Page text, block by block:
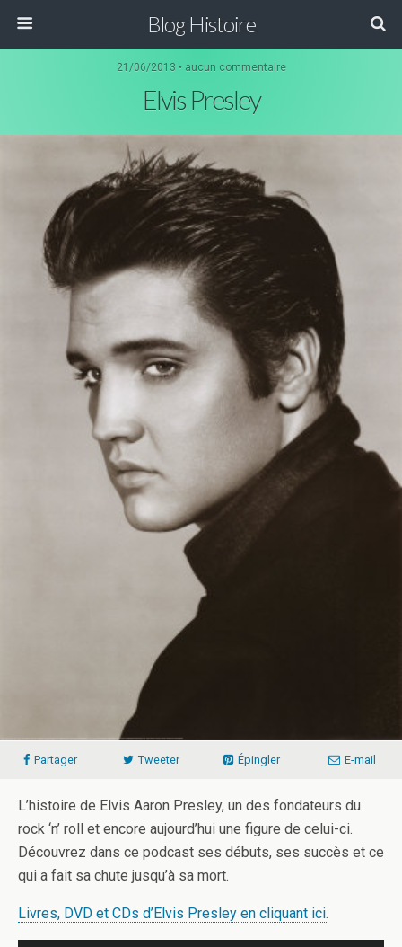
Blog Histoire
21/06/2013 • aucun commentaire
Elvis Presley
Partager Tweeter Épingler E-mail
L’histoire de Elvis Aaron Presley, un des fondateurs du
rock ‘n’ roll et encore aujourd’hui une figure de celui-ci.
Découvrez dans ce podcast ses débuts, ses succès et ce
qui a fait sa chute jusqu’à sa mort.
Livres, DVD et CDs d’Elvis Presley en cliquant ici.